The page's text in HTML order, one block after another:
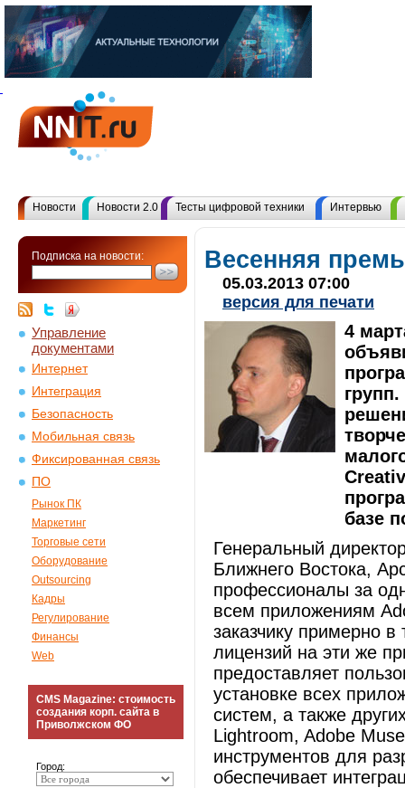
Новости Новости 2.0 Тесты цифровой техники Интервью
Подписка на новости:
Управление
документами
Интернет
Интеграция
Безопасность
Мобильная связь
Фиксированная связь
ПО
Рынок ПК
Маркетинг
Торговые сети
Оборудование
Outsourcing
Кадры
Регулирование
Финансы
Web
CMS Magazine: стоимость
создания корп. сайта в
Приволжском ФО
Город:
Весенняя
05.03.2013 07:00
версия для печати
4
базе
Генеральный
Ближнего Востока,
профессионалы за
всем приложениям
заказчику примерно
лицензий на эти же
предоставляет
установке всех
систем, а также
Lightroom, Adobe
инструментов для
обеспечивает